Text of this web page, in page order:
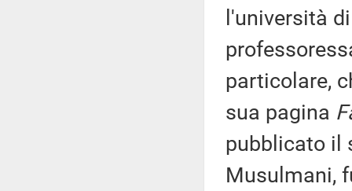
l'università
particolare,
sua pagina
pubblicato il
Musulmani,